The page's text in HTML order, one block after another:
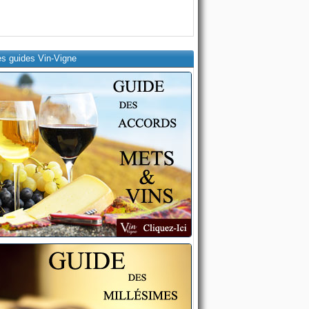
guides Vin-Vigne